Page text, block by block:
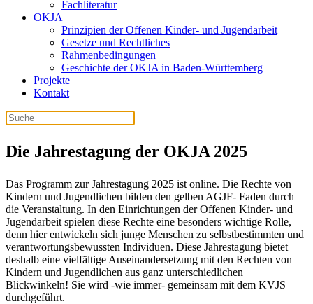
Fachliteratur
OKJA
Prinzipien der Offenen Kinder- und Jugendarbeit
Gesetze und Rechtliches
Rahmenbedingungen
Geschichte der OKJA in Baden-Württemberg
Projekte
Kontakt
Die Jahrestagung der OKJA 2025
Das Programm zur Jahrestagung 2025 ist online. Die Rechte von
Kindern und Jugendlichen bilden den gelben AGJF- Faden durch
die Veranstaltung. In den Einrichtungen der Offenen Kinder- und
Jugendarbeit spielen diese Rechte eine besonders wichtige Rolle,
denn hier entwickeln sich junge Menschen zu selbstbestimmten und
verantwortungsbewussten Individuen. Diese Jahrestagung bietet
deshalb eine vielfältige Auseinandersetzung mit den Rechten von
Kindern und Jugendlichen aus ganz unterschiedlichen
Blickwinkeln! Sie wird -wie immer- gemeinsam mit dem KVJS
durchgeführt.